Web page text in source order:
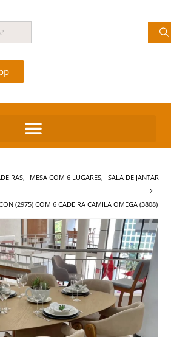
MESA COM 6 LUGARES SALA DE JANTAR
(2975) COM 6 CADEIRA CAMILA OMEGA (3808)